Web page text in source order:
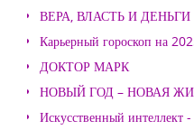
ВЕРА, ВЛАСТЬ И ДЕНЬГИ
Карьерный гороскоп на
ДОКТОР МАРК
НОВЫЙ ГОД – НОВАЯ
Искусственный интеллект